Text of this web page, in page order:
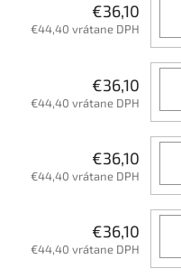
€36,10
€44,40 vrátane DPH
€36,10
€44,40 vrátane DPH
€36,10
€44,40 vrátane DPH
€36,10
€44,40 vrátane DPH